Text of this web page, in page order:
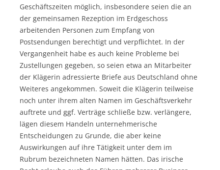
Geschäftszeiten möglich, insbesondere seien die an
der gemeinsamen Rezeption im Erdgeschoss
arbeitenden Personen zum Empfang von
Postsendungen berechtigt und verpflichtet. In der
Vergangenheit habe es auch keine Probleme bei
Zustellungen gegeben, so seien etwa an Mitarbeiter
der Klägerin adressierte Briefe aus Deutschland ohne
Weiteres angekommen. Soweit die Klägerin teilweise
noch unter ihrem alten Namen im Geschäftsverkehr
auftrete und ggf. Verträge schließe bzw. verlängere,
lägen diesem Handeln unternehmerische
Entscheidungen zu Grunde, die aber keine
Auswirkungen auf ihre Tätigkeit unter dem im
Rubrum bezeichneten Namen hätten. Das irische